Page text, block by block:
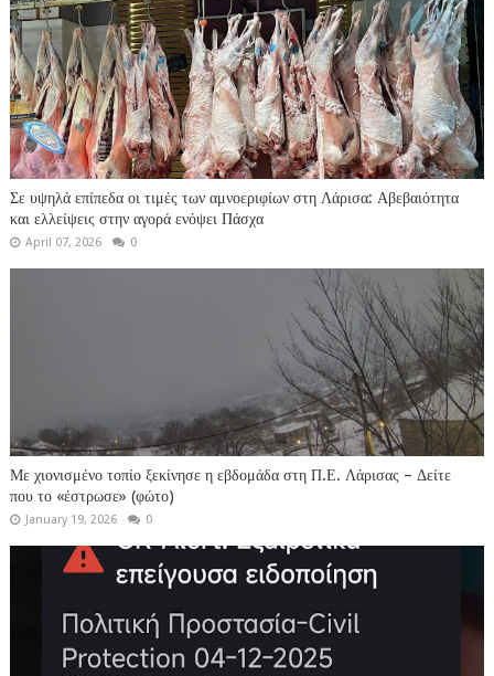
Σε υψηλά επίπεδα οι τιμές των αμνοεριφίων στη Λάρισα: Αβεβαιότητα
και ελλείψεις στην αγορά ενόψει Πάσχα
April 07, 2026 0
Με χιονισμένο τοπίο ξεκίνησε η εβδομάδα στη Π.Ε. Λάρισας – Δείτε
που το «έστρωσε» (φώτο)
January 19, 2026 0